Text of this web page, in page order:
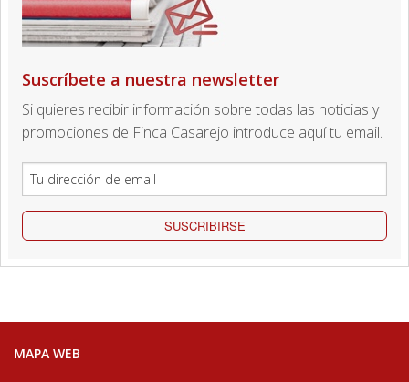
Suscríbete a nuestra newsletter
Si quieres recibir información sobre todas las noticias y
promociones de Finca Casarejo introduce aquí tu email.
SUSCRIBIRSE
MAPA WEB